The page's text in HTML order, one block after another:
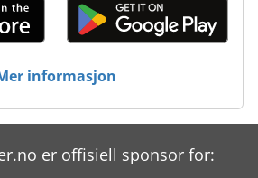
informasjon
er offisiell sponsor for: